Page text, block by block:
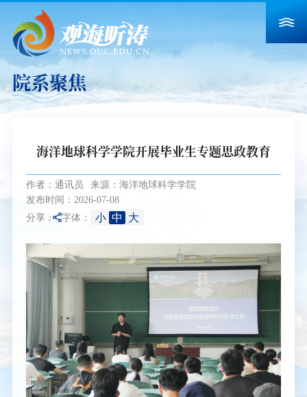
院系聚焦
海洋地球科学学院开展毕业生专题思政教育
作者：通讯员
来源：海洋地球科学学院
发布时间：2026-07-08
分享： 字体： 小 中 大